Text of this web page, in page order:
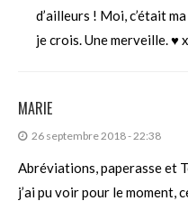
d’ailleurs ! Moi, c’était
je crois. Une merveille. ♥
MARIE
26 septembre 2018 - 22:38
Abréviations, paperasse et
j’ai pu voir pour le moment,